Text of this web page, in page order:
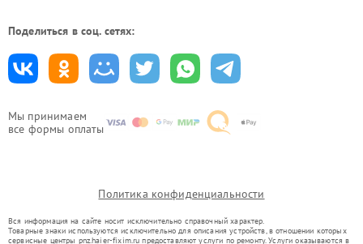
Мы принимаем
все формы оплаты
Поделиться в соц. сетях:
Политика конфиденциальности
Вся информация на сайте носит исключительно справочный характер.
Товарные знаки используются исключительно для описания устройств, в отношении которых
сервисные центры pnz.haier-fixim.ru предоставляют услуги по ремонту. Услуги оказываются в